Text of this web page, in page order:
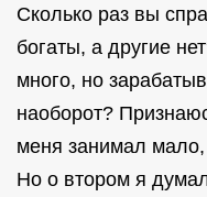
Сколько раз вы
богаты, а другие
много, но
наоборот?
меня занимал мало,
Но о втором я